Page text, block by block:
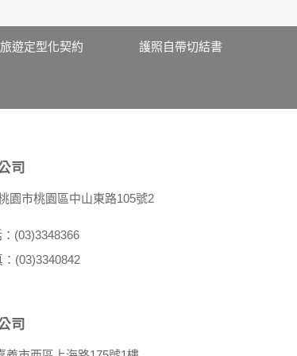
用的瀏覽器、瀏覽及點選資料紀
資料，否則本網站不會也無法將此
本公司發送，也會在該資料或電子
警政單位提出告訴，我們將全力
旅遊定型化契約 護照自帶切結書
司
園市桃園區中山東路105號2
(03)3348366
：(03)3340842
司